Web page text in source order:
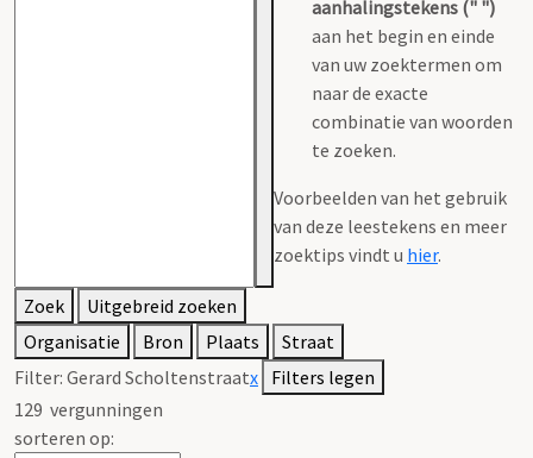
aanhalingstekens (" ")
aan het begin en einde
van uw zoektermen om
naar de exacte
combinatie van woorden
te zoeken.
Voorbeelden van het gebruik
van deze leestekens en meer
zoektips vindt u hier.
Zoek
Uitgebreid zoeken
Organisatie
Bron Plaats
Straat
Filter: Gerard Scholtenstraatx Filters legen
129 vergunningen
sorteren op: